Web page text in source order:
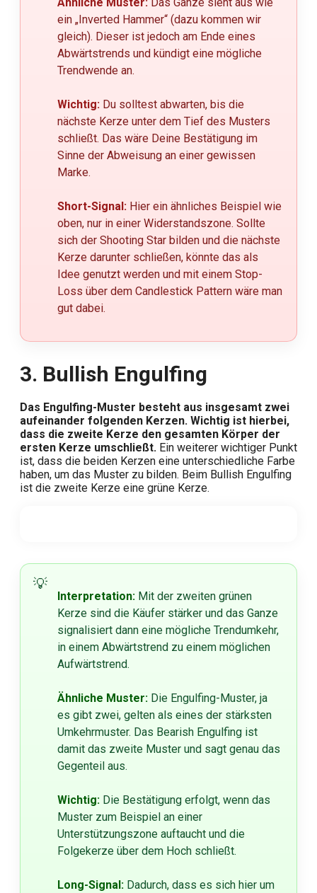
ein „Inverted Hammer“ (dazu kommen wir
gleich). Dieser ist jedoch am Ende eines
Abwärtstrends und kündigt eine mögliche
Trendwende an.
Wichtig: Du solltest abwarten, bis die
nächste Kerze unter dem Tief des Musters
schließt. Das wäre Deine Bestätigung im
Sinne der Abweisung an einer gewissen
Marke.
Short-Signal: Hier ein ähnliches Beispiel wie
oben, nur in einer Widerstandszone. Sollte
sich der Shooting Star bilden und die nächste
Kerze darunter schließen, könnte das als
Idee genutzt werden und mit einem Stop-
Loss über dem Candlestick Pattern wäre man
gut dabei.
3. Bullish Engulfing
Das Engulfing-Muster besteht aus insgesamt zwei
aufeinander folgenden Kerzen. Wichtig ist hierbei,
dass die zweite Kerze den gesamten Körper der
ersten Kerze umschließt. Ein weiterer wichtiger Punkt
ist, dass die beiden Kerzen eine unterschiedliche Farbe
haben, um das Muster zu bilden. Beim Bullish Engulfing
ist die zweite Kerze eine grüne Kerze.
Interpretation: Mit der zweiten grünen
Kerze sind die Käufer stärker und das Ganze
signalisiert dann eine mögliche Trendumkehr,
in einem Abwärtstrend zu einem möglichen
Aufwärtstrend.
Ähnliche Muster: Die Engulfing-Muster, ja
es gibt zwei, gelten als eines der stärksten
Umkehrmuster. Das Bearish Engulfing ist
damit das zweite Muster und sagt genau das
Gegenteil aus.
Wichtig: Die Bestätigung erfolgt, wenn das
Muster zum Beispiel an einer
Unterstützungszone auftaucht und die
Folgekerze über dem Hoch schließt.
Long-Signal: Dadurch, dass es sich hier um